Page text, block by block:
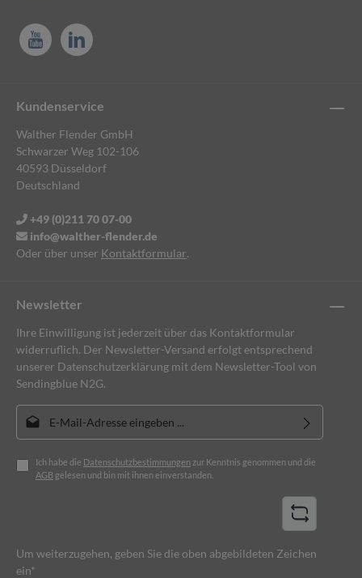
Newsletter
Ihre Einwilligung ist jederzeit über das Kontaktformular
widerruflich. Der Newsletter-Versand erfolgt entsprechend
unserer Datenschutzerklärung mit dem Newsletter-Tool von
Sendingblue N2G.
E-Mail-Adresse*
Ich habe die Datenschutzbestimmungen zur Kenntnis genommen und die
AGB gelesen und bin mit ihnen einverstanden.
Um weiterzugehen, geben Sie die oben abgebildeten Zeichen
ein*
Kundenservice
Walther Flender GmbH
Schwarzer Weg 102-106
40593 Düsseldorf
Deutschland
+49 (0)211 70 07-00
info@walther-flender.de
Oder über unser Kontaktformular.